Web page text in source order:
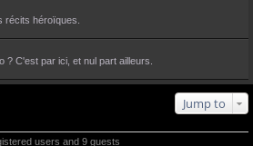
récits héroïques.
? C'est par ici, et nul part ailleurs.
Jump to
users and 9 guests